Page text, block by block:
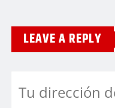
LEAVE A REPLY
Tu dirección